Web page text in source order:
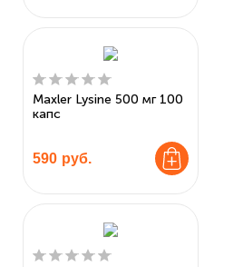
Maxler Lysine 500 мг 100
капс
590 руб.